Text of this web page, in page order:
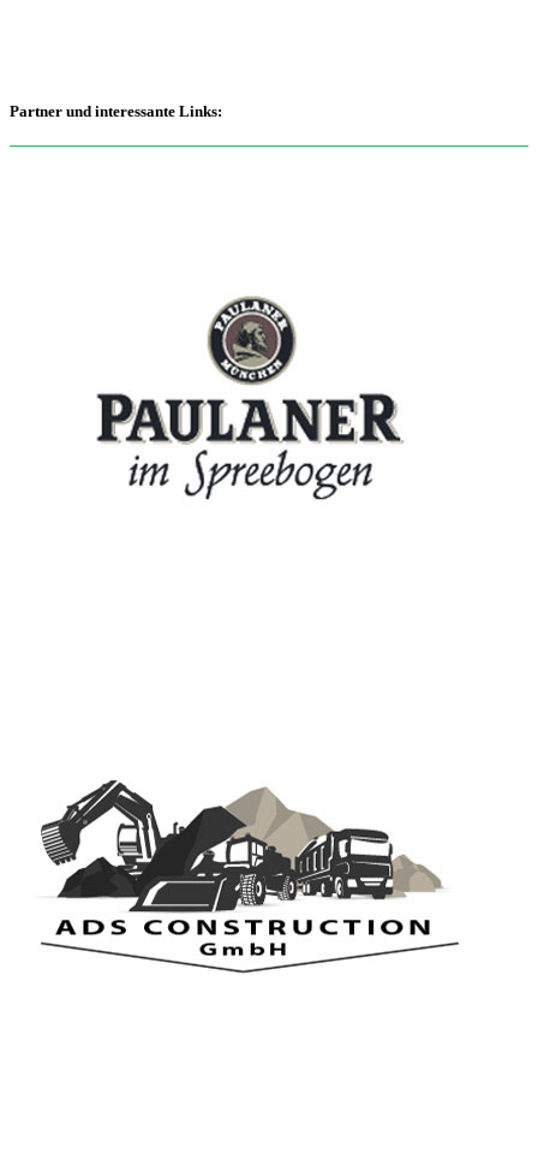
Shadow in The Night
Stefan KL mit seiner Show Radioaktivität aus dem Hunsrück.
Reinhören lohnt sich!
Partner und interessante Links: